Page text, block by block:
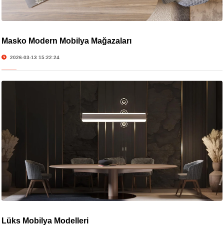
Masko Modern Mobilya Mağazaları
2026-03-13 15:22:24
Lüks Mobilya Modelleri